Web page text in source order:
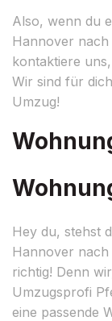
Also, wenn du
Hannover
kontaktiere
Wir sind für
Umzug!
Hey du, stehst
Hannover nach
richtig! Denn
Umzugsprofi
eine passende